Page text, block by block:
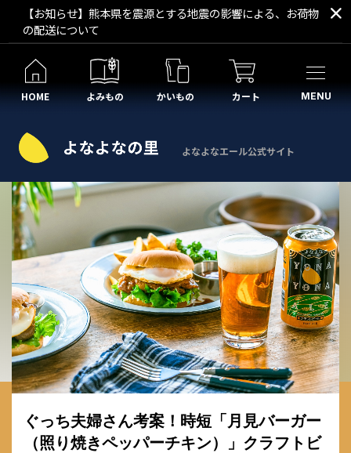
【お知らせ】熊本県を震源とする地震の影響による、お荷物
の配送について
HOME よみもの かいもの カート MENU
よなよなエール公式サイト
ぐっち夫婦さん考案！時短「月見バーガー
（照り焼きペッパーチキン）」クラフトビ